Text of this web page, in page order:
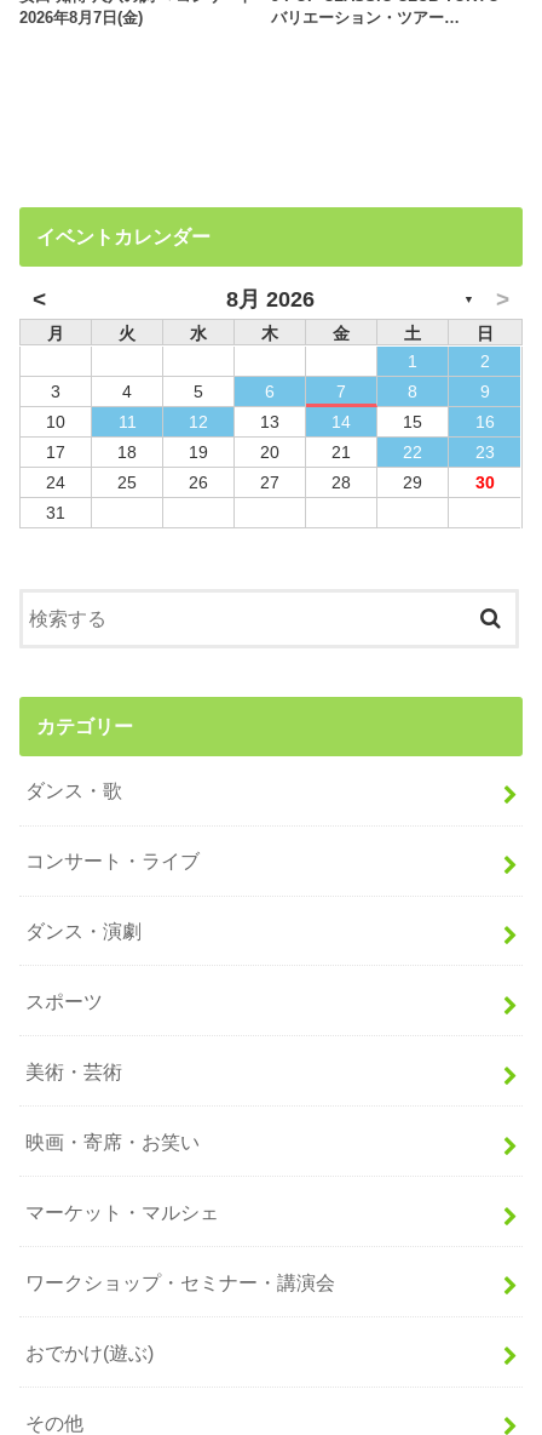
2026年8月7日(金)
バリエーション・ツアー…
イベントカレンダー
< 8月 2026 ▼ >
月 火 水 木 金 土
日
1
2
3
4 5 6 7 8
9
10
11 12 13 14 15
16
17
18 19 20 21 22
23
24
25 26 27 28 29
30
31
カテゴリー
ダンス・歌
コンサート・ライブ
ダンス・演劇
スポーツ
美術・芸術
映画・寄席・お笑い
マーケット・マルシェ
ワークショップ・セミナー・講演会
おでかけ(遊ぶ)
その他